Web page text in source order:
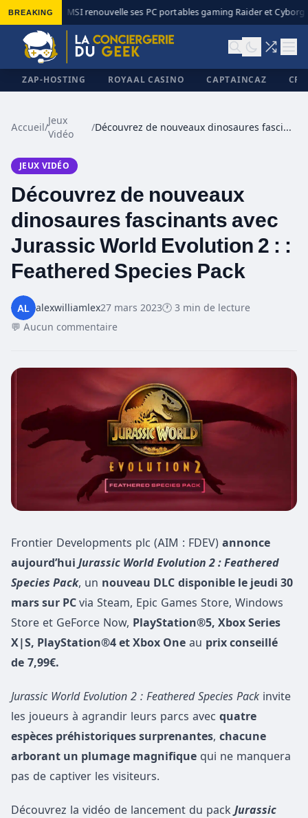
BREAKING MSI renouvelle ses PC portables gaming Raider et Cyborg
ZAP-HOSTING ROYAAL CASINO CAPTAINCAZ
Accueil/
Jeux
Vidéo
/ Découvrez de nouveaux dinosaures fascinants avec Jurassic World Evolution 2 : : Feathered Species Pack
JEUX VIDÉO
Découvrez de nouveaux
dinosaures fascinants avec
Jurassic World Evolution 2 : :
Feathered Species Pack
alexwilliamlex27 mars 2023🕐 3 min de lecture
💬 Aucun commentaire
Frontier Developments plc (AIM : FDEV) annonce
aujourd’hui Jurassic World Evolution 2 : Feathered
Species Pack, un nouveau DLC disponible le jeudi 30
mars sur PC via Steam, Epic Games Store, Windows
Store et GeForce Now, PlayStation®5, Xbox Series
X|S, PlayStation®4 et Xbox One au prix conseillé
de 7,99€.
Jurassic World Evolution 2 : Feathered Species Pack invite
les joueurs à agrandir leurs parcs avec quatre
espèces préhistoriques surprenantes, chacune
arborant un plumage magnifique qui ne manquera
pas de captiver les visiteurs.
Découvrez la vidéo de lancement du pack Jurassic